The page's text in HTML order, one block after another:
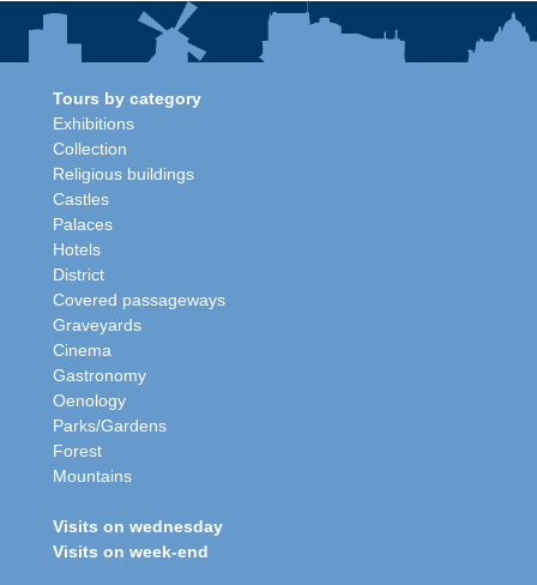
Tours by category
Exhibitions
Collection
Religious buildings
Castles
Palaces
Hotels
District
Covered passageways
Graveyards
Cinema
Gastronomy
Oenology
Parks/Gardens
Forest
Mountains
Visits on wednesday
Visits on week-end